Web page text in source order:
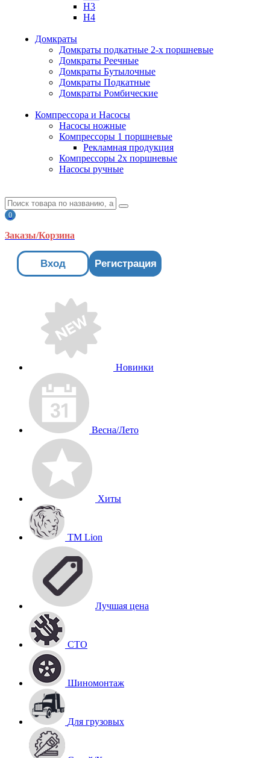
H3
H4
Домкраты
Домкраты подкатные 2-х поршневые
Домкраты Реечные
Домкраты Бутылочные
Домкраты Подкатные
Домкраты Ромбические
Компрессора и Насосы
Насосы ножные
Компрессоры 1 поршневые
Рекламная продукция
Компрессоры 2х поршневые
Насосы ручные
0
Заказы/Корзина
Вход Регистрация
Новинки
Весна/Лето
Хиты
TM Lion
Лучшая цена
СТО
Шиномонтаж
Для грузовых